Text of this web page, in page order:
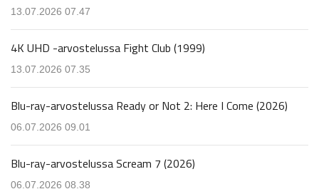
13.07.2026 07.47
4K UHD -arvostelussa Fight Club (1999)
13.07.2026 07.35
Blu-ray-arvostelussa Ready or Not 2: Here I Come (2026)
06.07.2026 09.01
Blu-ray-arvostelussa Scream 7 (2026)
06.07.2026 08.38